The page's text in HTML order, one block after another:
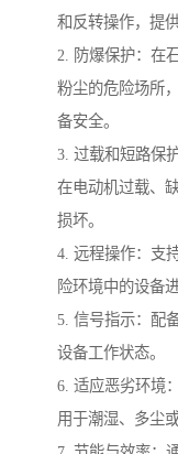
和反转操作，提
2. 防爆保护：在
粉尘的危险场所
备安全。
3. 过载和短路保
在电动机过载、
损坏。
4. 远程操作：支
险环境中的设备
5. 信号指示：配
设备工作状态。
6. 适应恶劣环境
用于潮湿、多尘